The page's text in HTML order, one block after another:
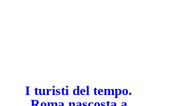
I turisti del tempo.